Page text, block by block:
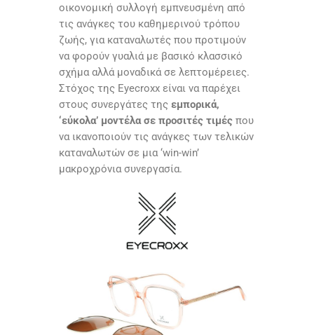
οικονομική συλλογή εμπνευσμένη από
τις ανάγκες του καθημερινού τρόπου
ζωής, για καταναλωτές που προτιμούν
να φορούν γυαλιά με βασικό κλασσικό
σχήμα αλλά μοναδικά σε λεπτομέρειες.
Στόχος της Eyecroxx είναι να παρέχει
στους συνεργάτες της εμπορικά,
‘εύκολα’ μοντέλα σε προσιτές τιμές που
να ικανοποιούν τις ανάγκες των τελικών
καταναλωτών σε μια ‘win-win’
μακροχρόνια συνεργασία.